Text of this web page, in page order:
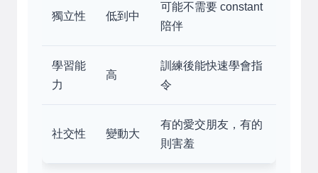
獨立性 低到中
可能不需要 constant
陪伴
學習能
力
高
訓練後能快速學會指
令
社交性 變動大
有的愛交朋友，有的
則害羞